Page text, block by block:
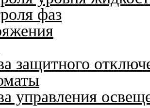
фаз
защитного
управления